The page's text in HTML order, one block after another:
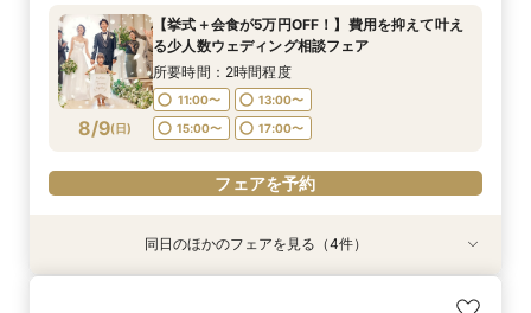
8/8(土
11:00〜
13:00〜
15:00〜
17:00〜
フェアを予約
8/8(土
11:00〜
12:30〜
14:00〜
15:30〜
17:00〜
8/8(土
11:00〜
12:30〜
14:00〜
15:30〜
17:00〜
フェアを予約
8/8(土
10:30〜
12:00〜
13:30〜
15:00〜
16:30〜
8/9(日)
【挙式＋会食が5万円OFF！】費用を抑えて叶え
る少人数ウェディング相談フェア
所要時間：2時間程度
11:00〜
13:00〜
15:00〜
17:00〜
フェアを予約
【期間限定】50％OFF★チャペルフォトキャン
【結婚式の費用がぐっとお得】挙式料＋撮影＋衣
【和婚フェア｜挙式料半額特典】和装×チャペル
同日のほかのフェアを見る（4件）